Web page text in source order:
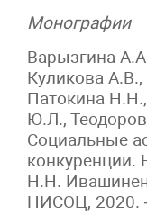
Монографии
Варызгина
Куликова
Патокина
Ю.Л.,
Социальные
конкуренции.
Н.Н.
НИСОЦ, 2020.